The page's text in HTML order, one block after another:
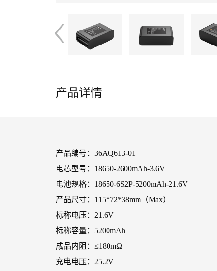
产品详情
产品编号：36AQ613-01
电芯型号：18650-2600mAh-3.6V
电池规格：18650-6S2P-5200mAh-21.6V
产品尺寸：115*72*38mm（Max）
标称电压：21.6V
标称容量：5200mAh
成品内阻：≤180mΩ
充电电压：25.2V